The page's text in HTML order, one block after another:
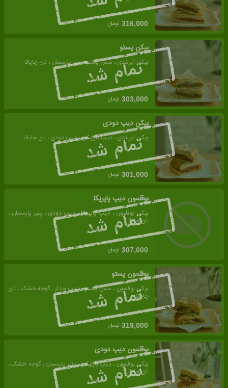
316,000 تومان
بیکن پستو
بیکن ایرلندی ، سس پستو ، پنیر پارمسان ، نان چاپاتا
303,000 تومان
بیکن دیپ دودی
بیکن ایرلندی ، دیپ باربیکیو ، دیپ دودی ، نان چاپاتا
301,000 تومان
بوقلمون دیپ پاپریکا
بیکن بوقلمون ، دیپ پاپریکا ، دیپ دودی ، پنیر پارمسان ،
نان چاپاتا
307,000 تومان
بوقلمون پستو
بیکن بوقلمون ، سس پستو ، دیپ چدار ، گوجه خشک ، نان
چاپاتا
319,000 تومان
بوقلمون دیپ دودی
بیکن بوقلمون ، دیپ باربیکیو ، پنیر پارمسان ، گوجه خشک ،
نان چاپاتا